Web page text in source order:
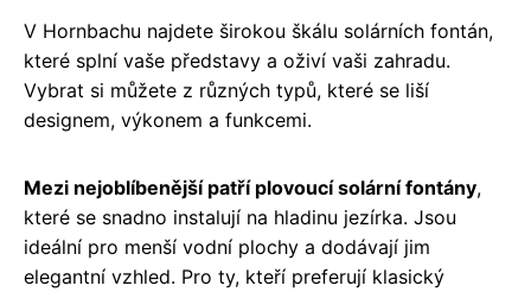
V Hornbachu najdete širokou škálu solárních fontán,
které splní vaše představy a oživí vaši zahradu.
Vybrat si můžete z různých typů, které se liší
designem, výkonem a funkcemi.
Mezi nejoblíbenější patří plovoucí solární fontány,
které se snadno instalují na hladinu jezírka. Jsou
ideální pro menší vodní plochy a dodávají jim
elegantní vzhled. Pro ty, kteří preferují klasický